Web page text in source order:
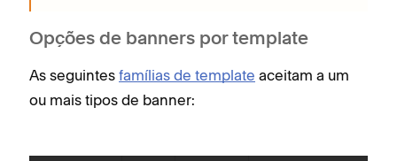
Opções de banners por template
As seguintes famílias de template aceitam a um
ou mais tipos de banner: